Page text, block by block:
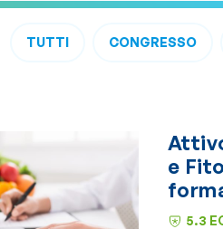
TUTTI CONGRESSO
e
5.3